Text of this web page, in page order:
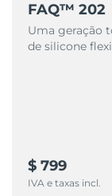
FAQ™ 202
Uma geração
de silicone
$ 799
IVA e taxas incl.